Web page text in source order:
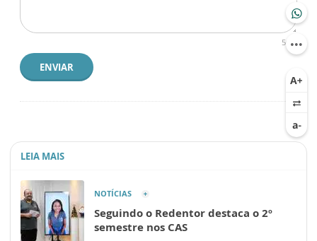
500
ENVIAR
LEIA MAIS
NOTÍCIAS
Seguindo o Redentor destaca o 2º
semestre nos CAS